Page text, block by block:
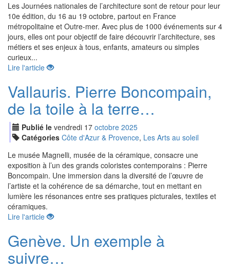
Les Journées nationales de l’architecture sont de retour pour leur
10e édition, du 16 au 19 octobre, partout en France
métropolitaine et Outre-mer. Avec plus de 1000 événements sur 4
jours, elles ont pour objectif de faire découvrir l’architecture, ses
métiers et ses enjeux à tous, enfants, amateurs ou simples
curieux...
Lire l'article
Vallauris. Pierre Boncompain,
de la toile à la terre…
Publié le vendredi 17 octobre 2025
Catégories Côte d'Azur & Provence, Les Arts au soleil
Le musée Magnelli, musée de la céramique, consacre une
exposition à l’un des grands coloristes contemporains : Pierre
Boncompain. Une immersion dans la diversité de l’œuvre de
l’artiste et la cohérence de sa démarche, tout en mettant en
lumière les résonances entre ses pratiques picturales, textiles et
céramiques.
Lire l'article
Genève. Un exemple à
suivre…